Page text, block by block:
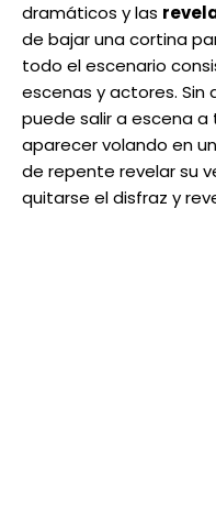
dramáticos y las
de bajar una cortina
todo el escenario
escenas y actores. Sin
puede salir a escena
aparecer volando en
de repente revelar su
quitarse el disfraz y